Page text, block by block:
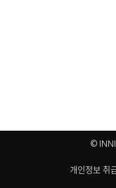
©
개인정보 취